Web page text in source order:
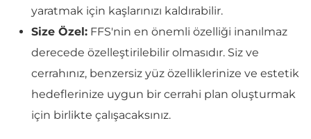
yaratmak için kaşlarınızı kaldırabilir.
Size Özel: FFS'nin en önemli özelliği inanılmaz
derecede özelleştirilebilir olmasıdır. Siz ve
cerrahınız, benzersiz yüz özelliklerinize ve estetik
hedeflerinize uygun bir cerrahi plan oluşturmak
için birlikte çalışacaksınız.